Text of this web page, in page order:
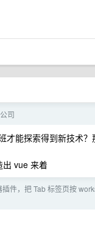
司
才能探索得到新技术
vue 来着
件，把 Tab 标签页按